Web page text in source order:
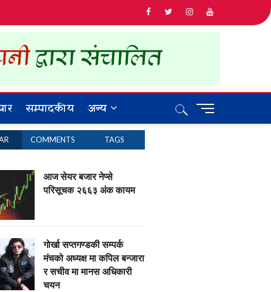
सम्पादकीय अन्य
M
COMMENTS TAGS
आज सेयर बजार नेप्से
परिसूचक २६६३ अंक कायम
गोर्खा सप्तगण्डकी सम्पर्क
मंचको अध्यक्ष मा कपिल बन्जारा
र सचीव मा मानस अधिकारी
चयन